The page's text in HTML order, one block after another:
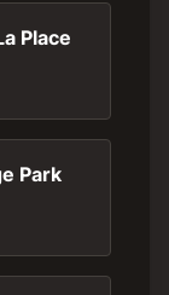
Place
Park